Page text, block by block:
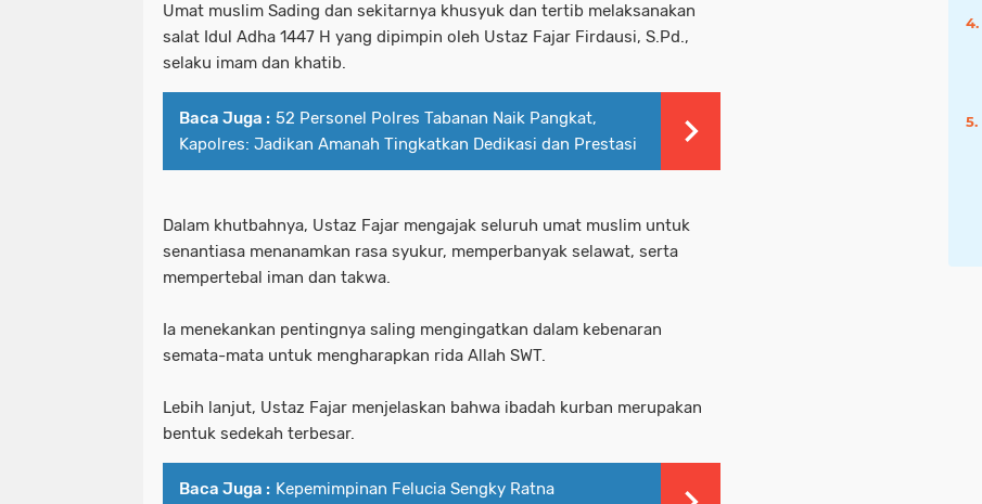
Umat muslim Sading dan sekitarnya khusyuk dan tertib melaksanakan
salat Idul Adha 1447 H yang dipimpin oleh Ustaz Fajar Firdausi, S.Pd.,
selaku imam dan khatib.
Baca Juga : 52 Personel Polres Tabanan Naik Pangkat,
Kapolres: Jadikan Amanah Tingkatkan Dedikasi dan Prestasi
Dalam khutbahnya, Ustaz Fajar mengajak seluruh umat muslim untuk
senantiasa menanamkan rasa syukur, memperbanyak selawat, serta
mempertebal iman dan takwa.
Ia menekankan pentingnya saling mengingatkan dalam kebenaran
semata-mata untuk mengharapkan rida Allah SWT.
Lebih lanjut, Ustaz Fajar menjelaskan bahwa ibadah kurban merupakan
bentuk sedekah terbesar.
Baca Juga : Kepemimpinan Felucia Sengky Ratna